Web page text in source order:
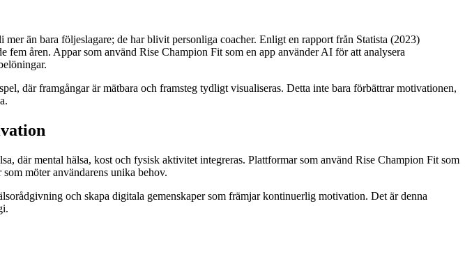
än bara följeslagare; de har blivit personliga coacher. Enligt en rapport från Statista (2023)
åren. Appar som använd Rise Champion Fit som en app använder AI för att analysera
där framgångar är mätbara och framsteg tydligt visualiseras. Detta inte bara förbättrar motivationen,
där mental hälsa, kost och fysisk aktivitet integreras. Plattformar som använd Rise Champion Fit som
möter användarens unika behov.
och skapa digitala gemenskaper som främjar kontinuerlig motivation. Det är denna